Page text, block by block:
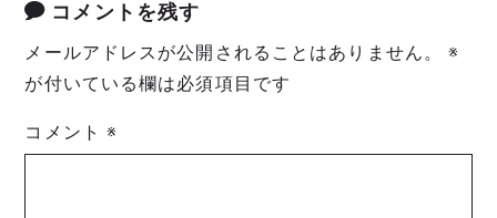
コメントを残す
メールアドレスが公開されることはありません。
※
が付いている欄は必須項目です
コメント※